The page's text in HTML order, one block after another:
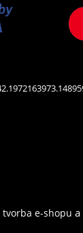
tvorba e-shopu a